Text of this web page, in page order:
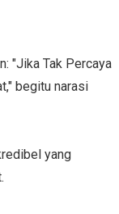
"Jika Tak Percaya
begitu narasi
yang